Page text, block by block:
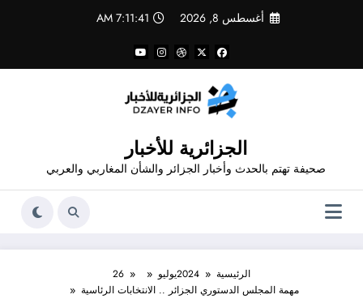
أغسطس 8, 2026 7:11:41 AM
الجزائرية للأخبار
صحيفة تهتم بالحدث وأخبار الجزائر والشأن المغاربي والعربي
الرئيسية 2024يوليو
26
مهمة المجلس الدستوري الجزائر .. الانتخابات الرئاسية